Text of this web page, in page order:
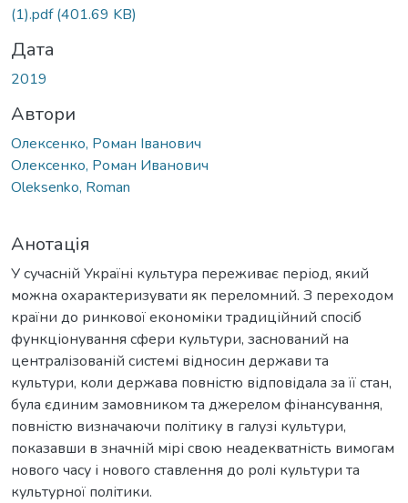
(1).pdf(401.69 KB)
Дата
2019
Автори
Олексенко, Роман Іванович
Олексенко, Роман Иванович
Oleksenko, Roman
Анотація
У сучасній Україні культура переживає період, який
можна охарактеризувати як переломний. З переходом
країни до ринкової економіки традиційний спосіб
функціонування сфери культури, заснований на
централізованій системі відносин держави та
культури, коли держава повністю відповідала за її стан,
була єдиним замовником та джерелом фінансування,
повністю визначаючи політику в галузі культури,
показавши в значній мірі свою неадекватність вимогам
нового часу і нового ставлення до ролі культури та
культурної політики.